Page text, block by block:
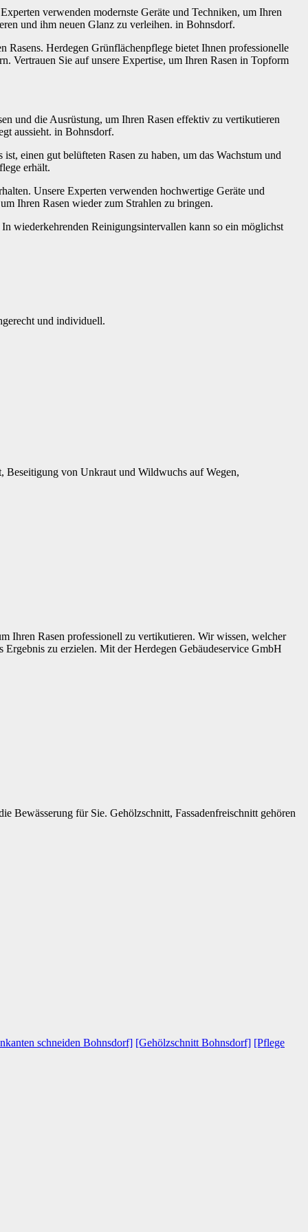
verwenden modernste Geräte und Techniken, um Ihren
und ihm neuen Glanz zu verleihen. in Bohnsdorf.
Herdegen Grünflächenpflege bietet Ihnen professionelle
Vertrauen Sie auf unsere Expertise, um Ihren Rasen in Topform
und die Ausrüstung, um Ihren Rasen effektiv zu vertikutieren
aussieht. in Bohnsdorf.
einen gut belüfteten Rasen zu haben, um das Wachstum und
erhält.
Unsere Experten verwenden hochwertige Geräte und
Ihren Rasen wieder zum Strahlen zu bringen.
wiederkehrenden Reinigungsintervallen kann so ein möglichst
und individuell.
Beseitigung von Unkraut und Wildwuchs auf Wegen,
Ihren Rasen professionell zu vertikutieren. Wir wissen, welcher
zu erzielen. Mit der Herdegen Gebäudeservice GmbH
Bewässerung für Sie. Gehölzschnitt, Fassadenfreischnitt gehören
schneiden Bohnsdorf] [Gehölzschnitt Bohnsdorf] [Pflege